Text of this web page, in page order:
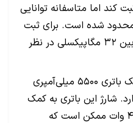
کند اما متاسفانه توانایی
ویدیو آن به رزولوشن ۱۰۸۰ محدود شده است. برای ثبت
تصاویر و ویدیو سلفی هم یک دوربین ۳۲ مگاپیکسلی در نظر
برای تامین انرژی این دستگاه از یک باتری ۵۵۰۰ میلی‌آمپری
شارژ این باتری به کمک
آداپتور موجود در جعبه با توان ۴۵ وات ممکن است که